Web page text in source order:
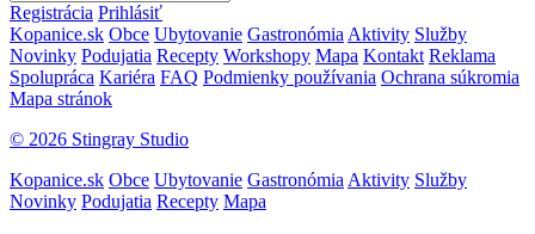
Registrácia Prihlásiť
Kopanice.sk Obce Ubytovanie Gastronómia Aktivity Služby
Novinky Podujatia Recepty Workshopy Mapa Kontakt Reklama
Spolupráca Kariéra FAQ Podmienky používania Ochrana súkromia
Mapa stránok
© 2026 Stingray Studio
Kopanice.sk Obce Ubytovanie Gastronómia Aktivity Služby
Novinky Podujatia Recepty Mapa